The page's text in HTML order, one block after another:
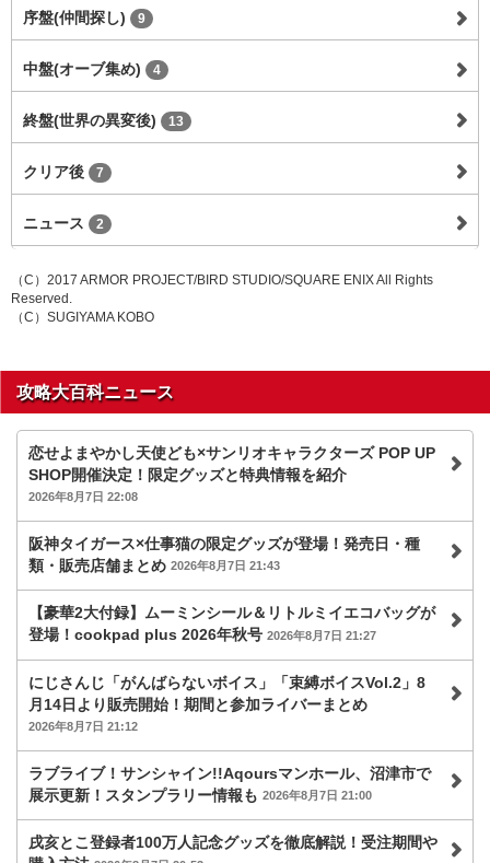
序盤(仲間探し) 9
中盤(オーブ集め) 4
終盤(世界の異変後) 13
クリア後 7
ニュース 2
（C）2017 ARMOR PROJECT/BIRD STUDIO/SQUARE ENIX All Rights
Reserved.
（C）SUGIYAMA KOBO
攻略大百科ニュース
恋せよまやかし天使ども×サンリオキャラクターズ POP UP
SHOP開催決定！限定グッズと特典情報を紹介
2026年8月7日 22:08
阪神タイガース×仕事猫の限定グッズが登場！発売日・種
類・販売店舗まとめ 2026年8月7日 21:43
【豪華2大付録】ムーミンシール＆リトルミイエコバッグが
登場！cookpad plus 2026年秋号 2026年8月7日 21:27
にじさんじ「がんばらないボイス」「束縛ボイスVol.2」8
月14日より販売開始！期間と参加ライバーまとめ
2026年8月7日 21:12
ラブライブ！サンシャイン!!Aqoursマンホール、沼津市で
展示更新！スタンプラリー情報も 2026年8月7日 21:00
戌亥とこ登録者100万人記念グッズを徹底解説！受注期間や